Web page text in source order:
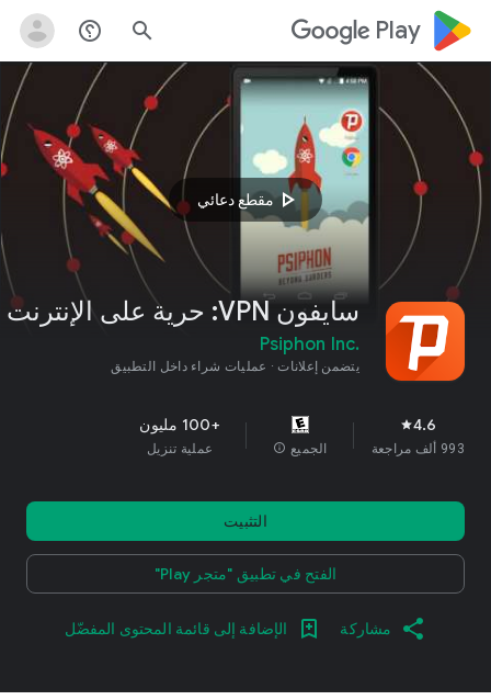
google_logo Play
search
help_outline
play_arrowمقطع دعائي
سايفون VPN: حرية على الإنترنت
Psiphon Inc.
يتضمن إعلانات عمليات شراء داخل التطبيق
4.6
star
993 ألف مراجعة الجميع info
+100 مليون
عملية تنزيل
التثبيت
الفتح في تطبيق "متجر Play"
مشاركة الإضافة إلى قائمة المحتوى المفضّل